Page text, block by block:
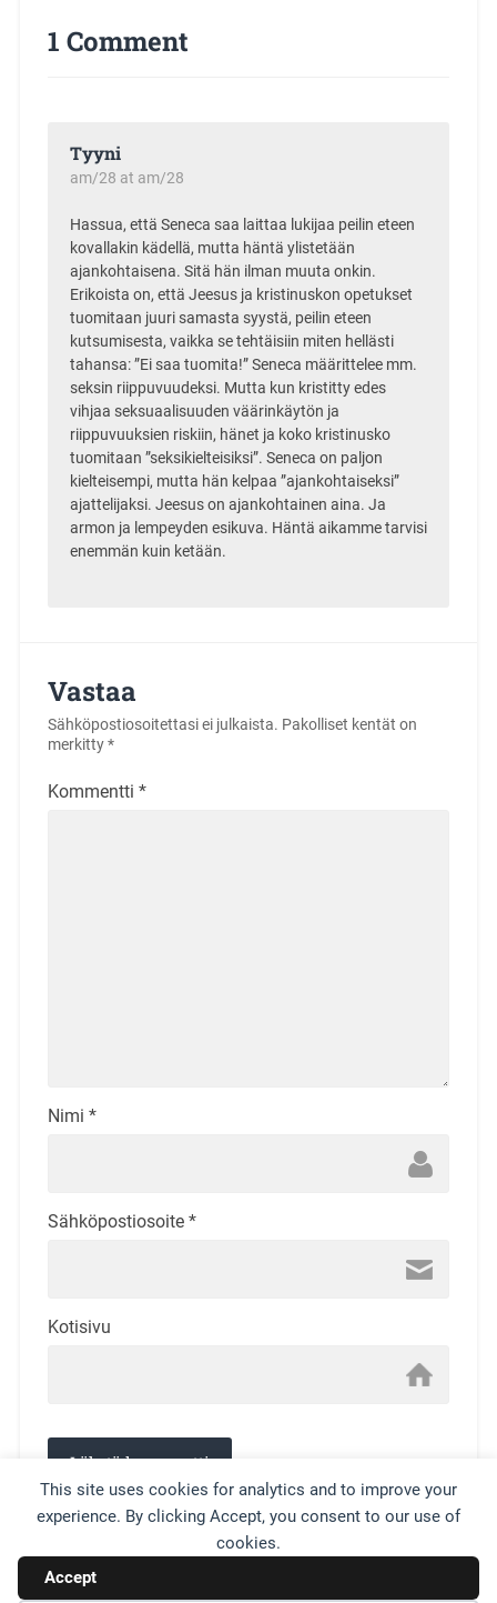
This site uses cookies for analytics and to improve your
experience. By clicking Accept, you consent to our use of
cookies.
Accept
1 Comment
Tyyni
am/28 at am/28
Hassua, että Seneca saa laittaa lukijaa peilin eteen
kovallakin kädellä, mutta häntä ylistetään
ajankohtaisena. Sitä hän ilman muuta onkin.
Erikoista on, että Jeesus ja kristinuskon opetukset
tuomitaan juuri samasta syystä, peilin eteen
kutsumisesta, vaikka se tehtäisiin miten hellästi
tahansa: ”Ei saa tuomita!” Seneca määrittelee mm.
seksin riippuvuudeksi. Mutta kun kristitty edes
vihjaa seksuaalisuuden väärinkäytön ja
riippuvuuksien riskiin, hänet ja koko kristinusko
tuomitaan ”seksikielteisiksi”. Seneca on paljon
kielteisempi, mutta hän kelpaa ”ajankohtaiseksi”
ajattelijaksi. Jeesus on ajankohtainen aina. Ja
armon ja lempeyden esikuva. Häntä aikamme tarvisi
enemmän kuin ketään.
Vastaa
Sähköpostiosoitettasi ei julkaista. Pakolliset kentät on
merkitty*
Kommentti *
Nimi *
Sähköpostiosoite *
Kotisivu
This site uses Akismet to reduce spam.
comment data is processed.